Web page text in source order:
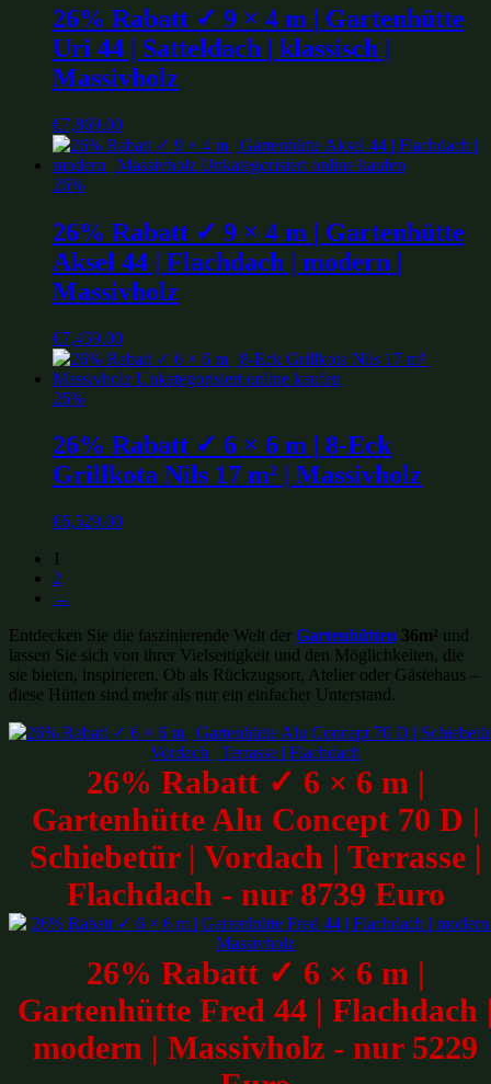
26% Rabatt ✓ 9 × 4 m | Gartenhütte
Uri 44 | Satteldach | klassisch |
Massivholz
€7,869.00
26%
26% Rabatt ✓ 9 × 4 m | Gartenhütte
Aksel 44 | Flachdach | modern |
Massivholz
€7,459.00
26%
26% Rabatt ✓ 6 × 6 m | 8-Eck
Grillkota Nils 17 m² | Massivholz
€6,529.00
1
2
→
Entdecken Sie die faszinierende Welt der Gartenhütten 36m² und
lassen Sie sich von ihrer Vielseitigkeit und den Möglichkeiten, die
sie bieten, inspirieren. Ob als Rückzugsort, Atelier oder Gästehaus –
diese Hütten sind mehr als nur ein einfacher Unterstand.
26% Rabatt ✓ 6 × 6 m |
Gartenhütte Alu Concept 70 D |
Schiebetür | Vordach | Terrasse |
Flachdach - nur 8739 Euro
26% Rabatt ✓ 6 × 6 m |
Gartenhütte Fred 44 | Flachdach
modern | Massivholz - nur 5229